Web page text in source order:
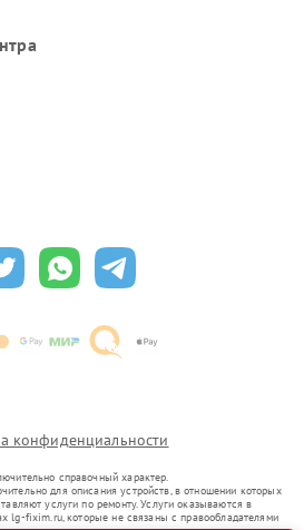
конфиденциальности
справочный характер.
для описания устройств, в отношении которых
услуги по ремонту. Услуги оказываются в
lg-fixim.ru, которые не связаны с правообладателями